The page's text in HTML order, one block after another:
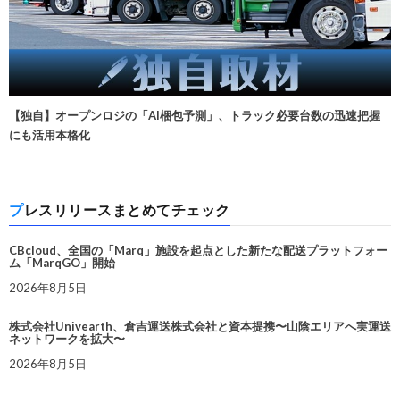
【独自】オープンロジの「AI梱包予測」、トラック必要台数の迅速把握
にも活用本格化
プレスリリースまとめてチェック
CBcloud、全国の「Marq」施設を起点とした新たな配送プラットフォー
ム「MarqGO」開始
2026年8月5日
株式会社Univearth、倉吉運送株式会社と資本提携〜山陰エリアへ実運送
ネットワークを拡大〜
2026年8月5日